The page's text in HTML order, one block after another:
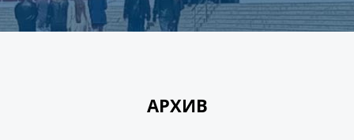
АРХИВ